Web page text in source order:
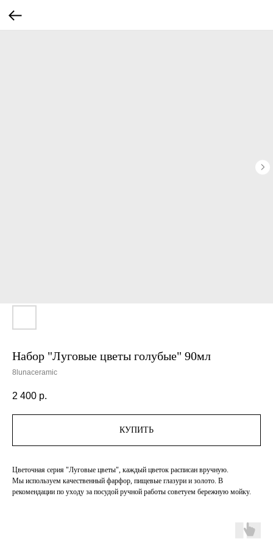
Набор "Луговые цветы голубые" 90мл
8lunaceramic
2 400 р.
КУПИТЬ
Цветочная серия "Луговые цветы", каждый цветок расписан вручную.
Мы используем качественный фарфор, пищевые глазури и золото. В
рекомендации по уходу за посудой ручной работы советуем бережную мойку.